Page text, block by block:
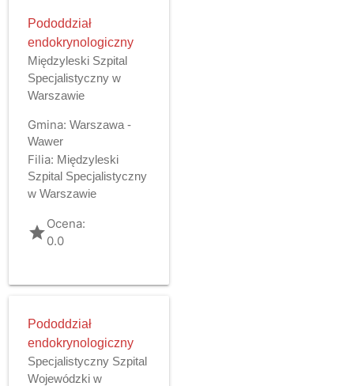
Pododdział
endokrynologiczny
Międzyleski Szpital
Specjalistyczny w
Warszawie
Gmina: Warszawa -
Wawer
Filia: Międzyleski
Szpital Specjalistyczny
w Warszawie
gradeOcena:
0.0
Pododdział
endokrynologiczny
Specjalistyczny Szpital
Wojewódzki w